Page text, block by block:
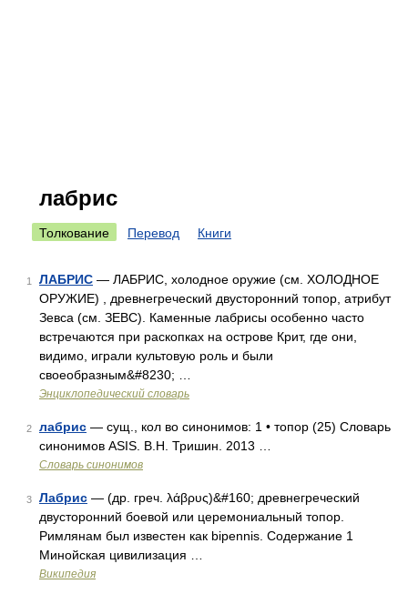
лабрис
Толкование Перевод Книги
1 ЛАБРИС — ЛАБРИС, холодное оружие (см. ХОЛОДНОЕ
ОРУЖИЕ) , древнегреческий двусторонний топор, атрибут
Зевса (см. ЗЕВС). Каменные лабрисы особенно часто
встречаются при раскопках на острове Крит, где они,
видимо, играли культовую роль и были
своеобразным&#8230; …
Энциклопедический словарь
2 лабрис — сущ., кол во синонимов: 1 • топор (25) Словарь
синонимов ASIS. В.Н. Тришин. 2013 …
Словарь синонимов
3 Лабрис — (др. греч. λάβρυς)&#160; древнегреческий
двусторонний боевой или церемониальный топор.
Римлянам был известен как bipennis. Содержание 1
Минойская цивилизация …
Википедия